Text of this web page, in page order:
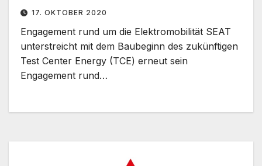
17. OKTOBER 2020
Engagement rund um die Elektromobilität SEAT
unterstreicht mit dem Baubeginn des zukünftigen
Test Center Energy (TCE) erneut sein
Engagement rund…